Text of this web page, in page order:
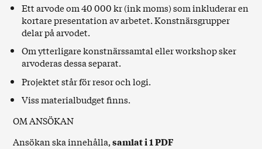
Ett arvode om 40 000 kr (ink moms) som inkluderar en
kortare presentation av arbetet. Konstnärsgrupper
delar på arvodet.
Om ytterligare konstnärssamtal eller workshop sker
arvoderas dessa separat.
Projektet står för resor och logi.
Viss materialbudget finns.
OM ANSÖKAN
Ansökan ska innehålla,samlat i 1 PDF